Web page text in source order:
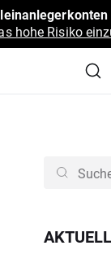
hohe Risiko